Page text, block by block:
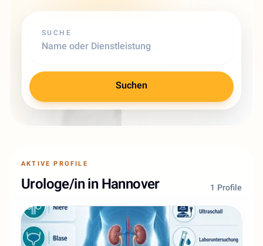
SUCHE
Suchen
AKTIVE PROFILE
Urologe/in in Hannover 1 Profile